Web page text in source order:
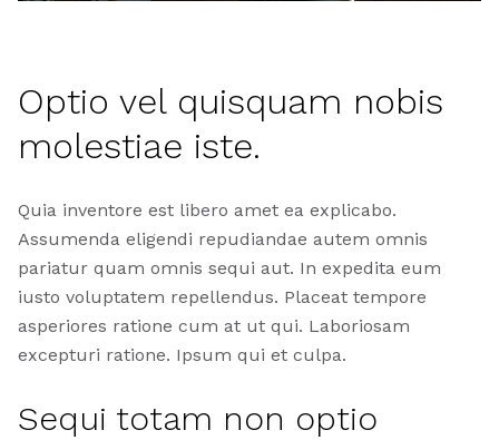
Optio vel quisquam nobis
molestiae iste.
Quia inventore est libero amet ea explicabo.
Assumenda eligendi repudiandae autem omnis
pariatur quam omnis sequi aut. In expedita eum
iusto voluptatem repellendus. Placeat tempore
asperiores ratione cum at ut qui. Laboriosam
excepturi ratione. Ipsum qui et culpa.
Sequi totam non optio